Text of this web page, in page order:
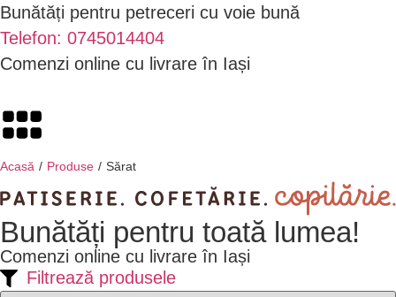
Bunătăți pentru petreceri cu voie bună
Telefon: 0745014404
Comenzi online cu livrare în Iași
Acasă / Produse / Sărat
Bunătăți pentru toată lumea!
Comenzi online cu livrare în Iași
Filtrează produsele